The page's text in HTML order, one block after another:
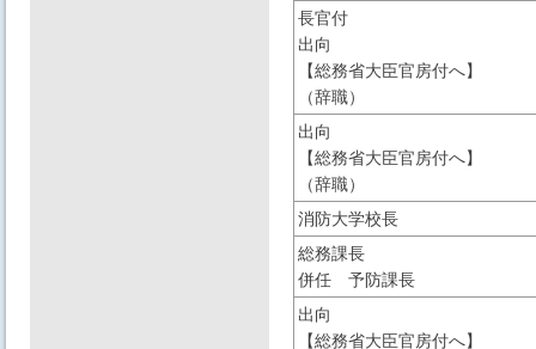
長官付
出向
【総務省大臣官房付へ】
（辞職）
出向
【総務省大臣官房付へ】
（辞職）
消防大学校長
総務課長
併任 予防課長
出向
【総務省大臣官房付へ】